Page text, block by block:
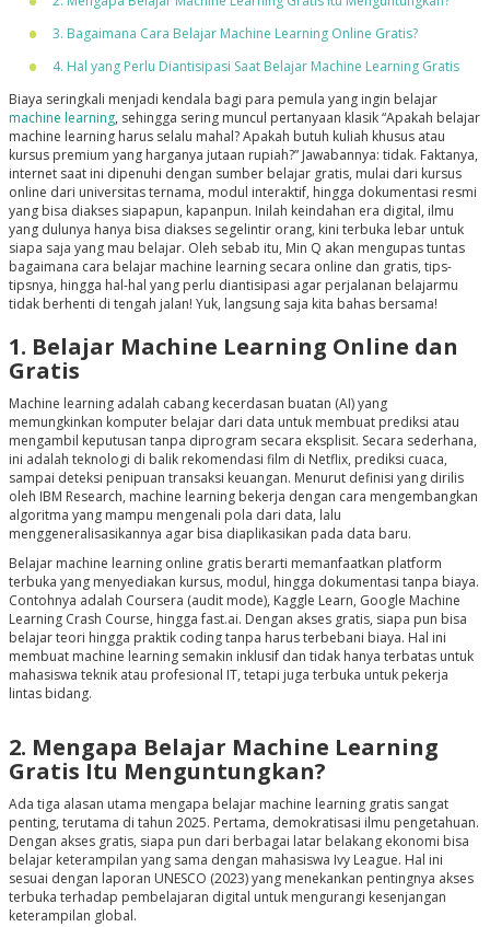
3. Bagaimana Cara Belajar Machine Learning Online Gratis?
4. Hal yang Perlu Diantisipasi Saat Belajar Machine Learning Gratis
Biaya seringkali menjadi kendala bagi para pemula yang ingin belajar
machine learning, sehingga sering muncul pertanyaan klasik “Apakah belajar
machine learning harus selalu mahal? Apakah butuh kuliah khusus atau
kursus premium yang harganya jutaan rupiah?” Jawabannya: tidak. Faktanya,
internet saat ini dipenuhi dengan sumber belajar gratis, mulai dari kursus
online dari universitas ternama, modul interaktif, hingga dokumentasi resmi
yang bisa diakses siapapun, kapanpun. Inilah keindahan era digital, ilmu
yang dulunya hanya bisa diakses segelintir orang, kini terbuka lebar untuk
siapa saja yang mau belajar. Oleh sebab itu, Min Q akan mengupas tuntas
bagaimana cara belajar machine learning secara online dan gratis, tips-
tipsnya, hingga hal-hal yang perlu diantisipasi agar perjalanan belajarmu
tidak berhenti di tengah jalan! Yuk, langsung saja kita bahas bersama!
1. Belajar Machine Learning Online dan
Gratis
Machine learning adalah cabang kecerdasan buatan (AI) yang
memungkinkan komputer belajar dari data untuk membuat prediksi atau
mengambil keputusan tanpa diprogram secara eksplisit. Secara sederhana,
ini adalah teknologi di balik rekomendasi film di Netflix, prediksi cuaca,
sampai deteksi penipuan transaksi keuangan. Menurut definisi yang dirilis
oleh IBM Research, machine learning bekerja dengan cara mengembangkan
algoritma yang mampu mengenali pola dari data, lalu
menggeneralisasikannya agar bisa diaplikasikan pada data baru.
Belajar machine learning online gratis berarti memanfaatkan platform
terbuka yang menyediakan kursus, modul, hingga dokumentasi tanpa biaya.
Contohnya adalah Coursera (audit mode), Kaggle Learn, Google Machine
Learning Crash Course, hingga fast.ai. Dengan akses gratis, siapa pun bisa
belajar teori hingga praktik coding tanpa harus terbebani biaya. Hal ini
membuat machine learning semakin inklusif dan tidak hanya terbatas untuk
mahasiswa teknik atau profesional IT, tetapi juga terbuka untuk pekerja
lintas bidang.
2. Mengapa Belajar Machine Learning
Gratis Itu Menguntungkan?
Ada tiga alasan utama mengapa belajar machine learning gratis sangat
penting, terutama di tahun 2025. Pertama, demokratisasi ilmu pengetahuan.
Dengan akses gratis, siapa pun dari berbagai latar belakang ekonomi bisa
belajar keterampilan yang sama dengan mahasiswa Ivy League. Hal ini
sesuai dengan laporan UNESCO (2023) yang menekankan pentingnya akses
terbuka terhadap pembelajaran digital untuk mengurangi kesenjangan
keterampilan global.